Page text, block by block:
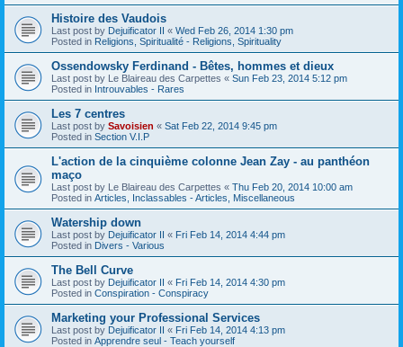
Histoire des Vaudois
Last post by Dejuificator II « Wed Feb 26, 2014 1:30 pm
Posted in Religions, Spiritualité - Religions, Spirituality
Ossendowsky Ferdinand - Bêtes, hommes et dieux
Last post by Le Blaireau des Carpettes « Sun Feb 23, 2014 5:12 pm
Posted in Introuvables - Rares
Les 7 centres
Last post by Savoisien « Sat Feb 22, 2014 9:45 pm
Posted in Section V.I.P
L'action de la cinquième colonne Jean Zay - au panthéon
maço
Last post by Le Blaireau des Carpettes « Thu Feb 20, 2014 10:00 am
Posted in Articles, Inclassables - Articles, Miscellaneous
Watership down
Last post by Dejuificator II « Fri Feb 14, 2014 4:44 pm
Posted in Divers - Various
The Bell Curve
Last post by Dejuificator II « Fri Feb 14, 2014 4:30 pm
Posted in Conspiration - Conspiracy
Marketing your Professional Services
Last post by Dejuificator II « Fri Feb 14, 2014 4:13 pm
Posted in Apprendre seul - Teach yourself